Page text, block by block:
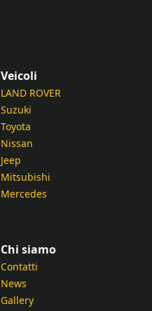
Veicoli
LAND ROVER
Suzuki
Toyota
Nissan
Jeep
Mitsubishi
Mercedes
Chi siamo
Contatti
News
Gallery